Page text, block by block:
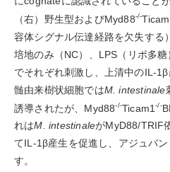
（右）野生型およびMyd88-/-
容体シグナル伝達経路を欠失する
培地のみ（NC）、LPS（リポ多糖
でそれぞれ刺激し、上清中のIL-
髄由来樹状細胞ではM. intestinale
誘導されたが、Myd88-/-Ticam1-/-
れはM. intestinaleがMyD88/TRIF
てIL-1β産生を促進し、アジュバ
す。